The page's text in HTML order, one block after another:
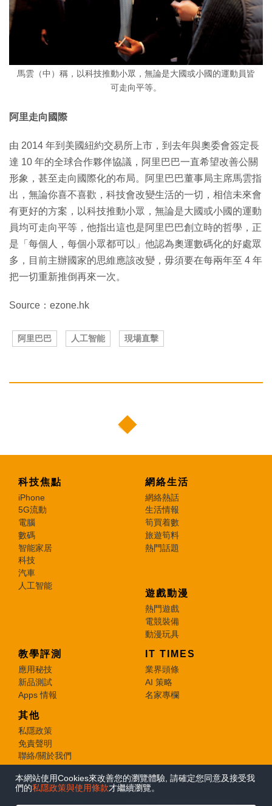
馬雲（中）稱，以科技推動小眾，無論是大國或小國的運動員皆
可走向平等。
阿里走向國際
由 2014 年到美國紐約交易所上市，到去年與奧委會簽定長
達 10 年的全球合作夥伴協議，阿里巴巴一直希望改善公關
形象，甚至走向國際化的布局。阿里巴巴董事局主席馬雲指
出，無論你喜不喜歡，科技會改變生活的一切，相信未來會
有更好的方案，以科技推動小眾，無論是大國或小國的運動
員均可走向平等，他指出這也是阿里巴巴創立時的哲學，正
是「每個人，每個小眾都可以」他認為奧運數碼化的好處眾
多，目前主辦國家的思維應該改變，毋須要在每兩年至 4 年
把一切重新推倒再來一次。
Source：ezone.hk
阿里巴巴 人工智能 現場直擊
科技焦點
iPhone
5G流動
電腦
數碼
智能家居
科技
汽車
人工智能
網絡生活
網絡熱話
生活情報
筍買着數
旅遊筍料
熱門話題
遊戲動漫
熱門遊戲
電競裝備
動漫玩具
教學評測
應用秘技
新品測試
Apps 情報
IT TIMES
業界頭條
AI 策略
名家專欄
其他
私隱政策
免責聲明
聯絡/關於我們
© 2026 e-zone. All Rights Reserved.
本網站使用Cookies來改善您的瀏覽體驗, 請確定您同意及接受我
們的私隱政策與使用條款才繼續瀏覽。